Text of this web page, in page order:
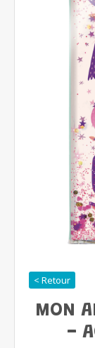
< Retour
MON
-